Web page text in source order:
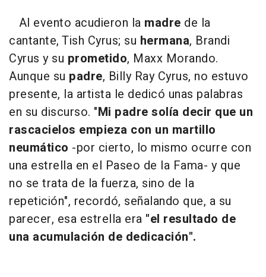
Al evento acudieron la madre de la
cantante, Tish Cyrus; su hermana, Brandi
Cyrus y su prometido, Maxx Morando.
Aunque su padre, Billy Ray Cyrus, no estuvo
presente, la artista le dedicó unas palabras
en su discurso. "Mi padre solía decir que un
rascacielos empieza con un martillo
neumático -por cierto, lo mismo ocurre con
una estrella en el Paseo de la Fama- y que
no se trata de la fuerza, sino de la
repetición", recordó, señalando que, a su
parecer, esa estrella era "el resultado de
una acumulación de dedicación".